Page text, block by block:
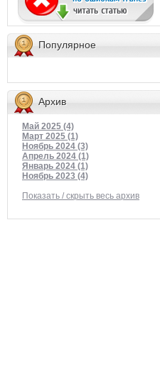
Популярное
Архив
Май 2025 (4)
Март 2025 (1)
Ноябрь 2024 (3)
Апрель 2024 (1)
Январь 2024 (1)
Ноябрь 2023 (4)
Показать / скрыть весь архив